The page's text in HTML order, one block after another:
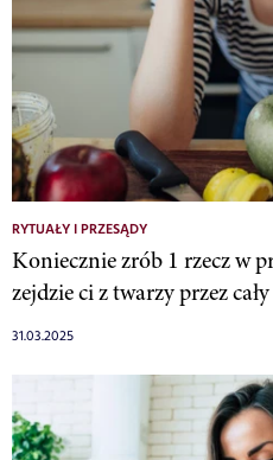
RYTUAŁY I PRZESĄDY
Koniecznie zrób 1 rzecz w
zejdzie ci z twarzy przez
31.03.2025